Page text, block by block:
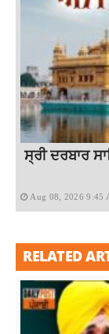
ਸ੍ਰੀ ਦਰਬਾਰ
Aug 08, 2026 9:45
RELATED